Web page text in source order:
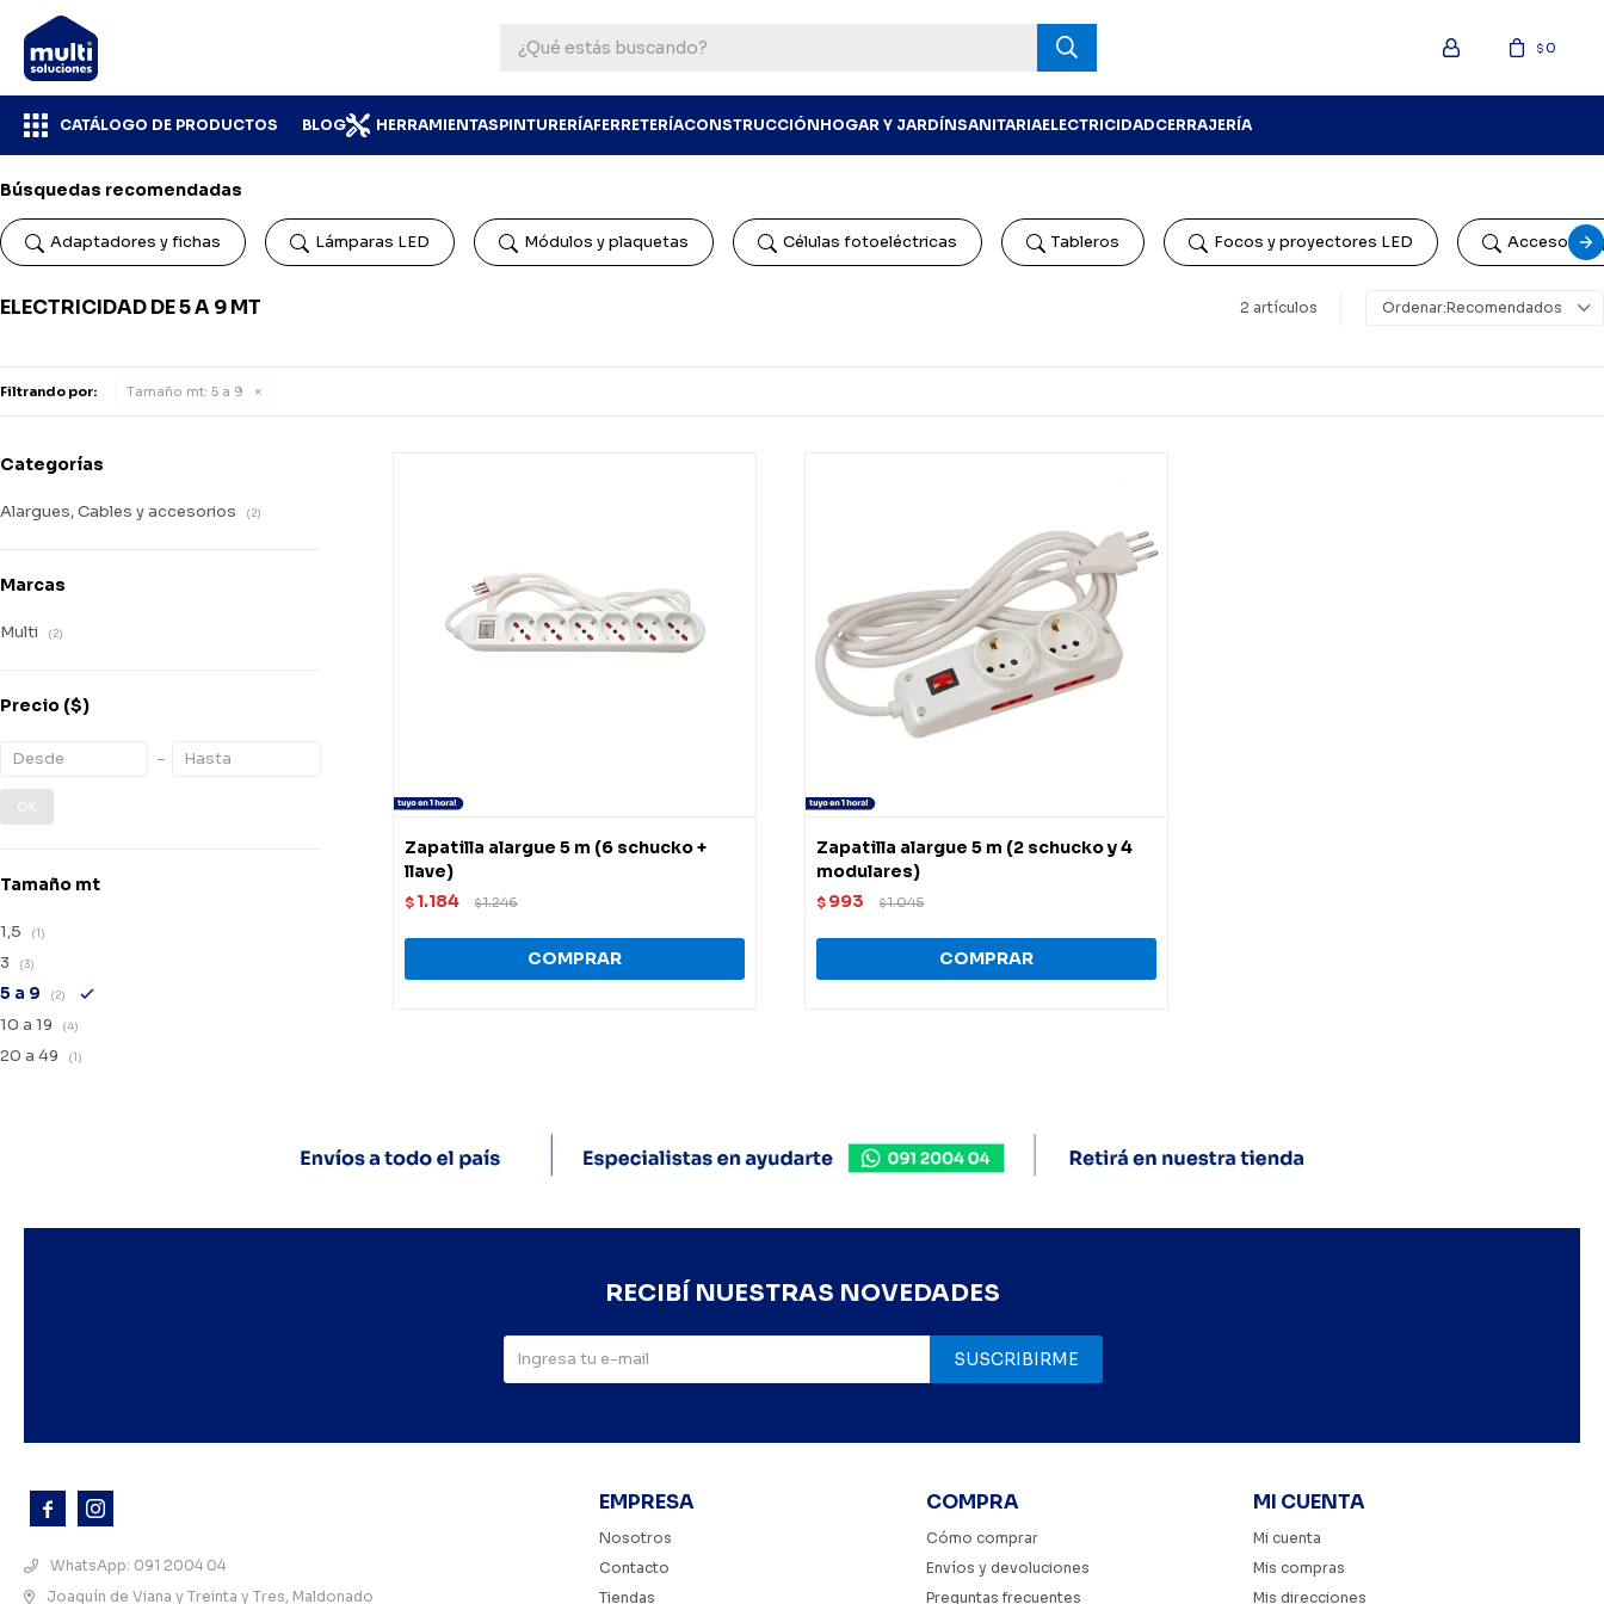
CATÁLOGO DE PRODUCTOS BLOG HERRAMIENTASPINTURERÍAFERRETERÍACONSTRUCCIÓNHOGAR Y JARDÍNSANITARIAELECTRICIDADCERRAJERÍA
$0
Búsquedas recomendadas
Adaptadores y fichas Lámparas LED Módulos y plaquetas Células fotoeléctricas Tableros Focos y proyectores LED Accesorios
ELECTRICIDAD DE 5 A 9 MT 2 artículos Recomendados
Filtrando por: Tamaño mt: 5 a 9
Zapatilla alargue 5 m (6 schucko +
llave)
$ 1.184 $1.246
Zapatilla alargue 5 m (2 schucko y 4
modulares)
$ 993 $1.045
Categorías
Alargues, Cables y accesorios (2)
Marcas
Multi (2)
Precio ($)
OK
Tamaño mt
1,5 (1)
3 (3)
5 a 9 (2)
10 a 19 (4)
20 a 49 (1)
 
WhatsApp: 091 2004 04
Joaquín de Viana y Treinta y Tres, Maldonado
EMPRESA
Nosotros
Contacto
Tiendas
COMPRA
Cómo comprar
Envíos y devoluciones
Preguntas frecuentes
MI CUENTA
Mi cuenta
Mis compras
Mis direcciones
RECIBÍ NUESTRAS NOVEDADES
SUSCRIBIRME